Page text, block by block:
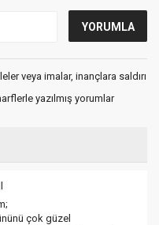
veya imalar, inançlara saldırı
yazılmış yorumlar
çok güzel